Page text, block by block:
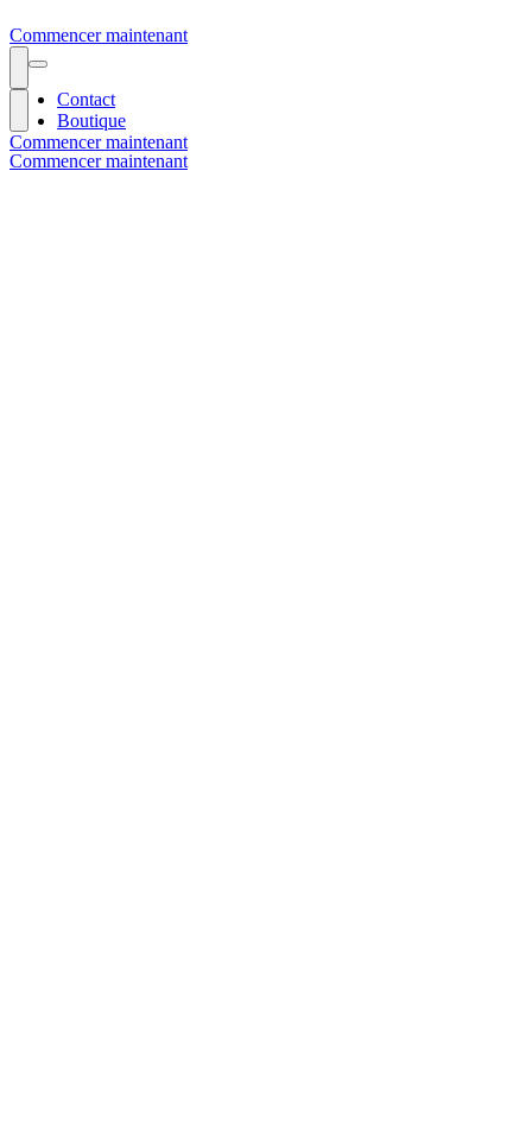
Commencer maintenant
Commencer maintenant
Contact
Boutique
Commencer maintenant